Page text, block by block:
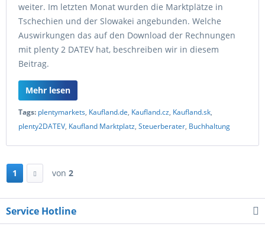
weiter. Im letzten Monat wurden die Marktplätze in
Tschechien und der Slowakei angebunden. Welche
Auswirkungen das auf den Download der Rechnungen
mit plenty 2 DATEV hat, beschreiben wir in diesem
Beitrag.
Mehr lesen
Tags: plentymarkets, Kaufland.de, Kaufland.cz, Kaufland.sk,
plenty2DATEV, Kaufland Marktplatz, Steuerberater, Buchhaltung
1 von 2
Service Hotline